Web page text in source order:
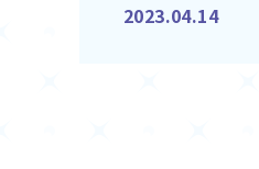
2023.04.14